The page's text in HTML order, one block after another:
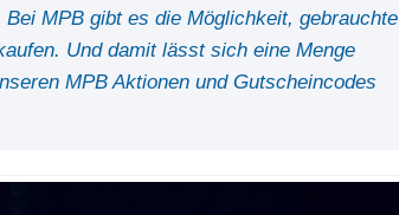
MPB gibt es die Möglichkeit, gebrauchte
Und damit lässt sich eine Menge
MPB Aktionen und Gutscheincodes